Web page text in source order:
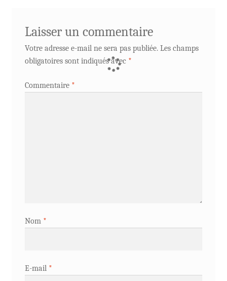
Laisser un commentaire
Votre adresse e-mail ne sera pas publiée. Les champs
obligatoires sont indiqués avec *
Commentaire *
Nom *
E-mail *